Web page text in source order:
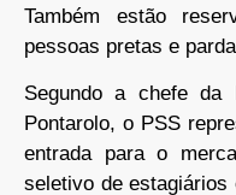
Também estão
pessoas pretas e
Segundo a chefe da
Pontarolo, o PSS
entrada para o
seletivo de estagiários